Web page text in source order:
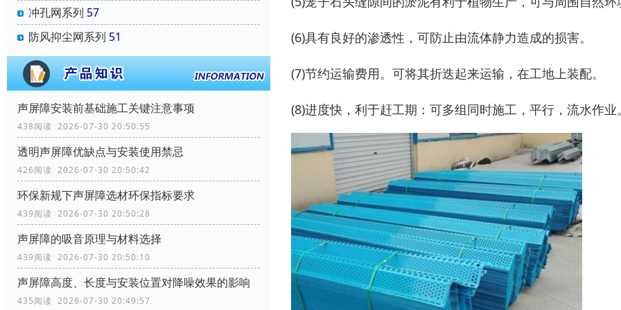
冲孔网系列 57
防风抑尘网系列 51
声屏障安装前基础施工关键注意事项
438阅读 2026-07-30 20:50:55
透明声屏障优缺点与安装使用禁忌
426阅读 2026-07-30 20:50:42
环保新规下声屏障选材环保指标要求
439阅读 2026-07-30 20:50:28
声屏障的吸音原理与材料选择
439阅读 2026-07-30 20:50:10
声屏障高度、长度与安装位置对降噪效果的影响
435阅读 2026-07-30 20:49:57
(6)具有良好的渗透性，可防止由流体静力造成的损害。
(7)节约运输费用。可将其折迭起来运输，在工地上装配。
(8)进度快，利于赶工期：可多组同时施工，平行，流水作业。